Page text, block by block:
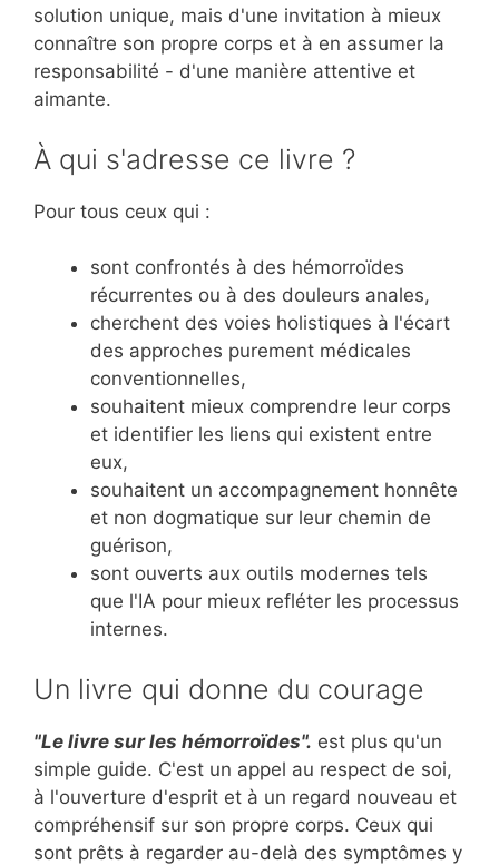
solution unique, mais d'une invitation à mieux
connaître son propre corps et à en assumer la
responsabilité - d'une manière attentive et
aimante.
À qui s'adresse ce livre ?
Pour tous ceux qui :
sont confrontés à des hémorroïdes
récurrentes ou à des douleurs anales,
cherchent des voies holistiques à l'écart
des approches purement médicales
conventionnelles,
souhaitent mieux comprendre leur corps
et identifier les liens qui existent entre
eux,
souhaitent un accompagnement honnête
et non dogmatique sur leur chemin de
guérison,
sont ouverts aux outils modernes tels
que l'IA pour mieux refléter les processus
internes.
Un livre qui donne du courage
"Le livre sur les hémorroïdes". est plus qu'un
simple guide. C'est un appel au respect de soi,
à l'ouverture d'esprit et à un regard nouveau et
compréhensif sur son propre corps. Ceux qui
sont prêts à regarder au-delà des symptômes y